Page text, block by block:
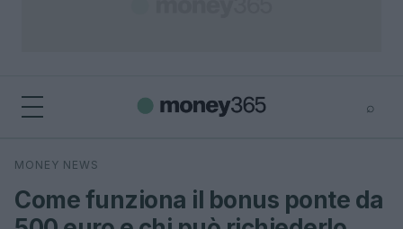
⌕
Cerca
MONEY NEWS
Come funziona il bonus ponte da